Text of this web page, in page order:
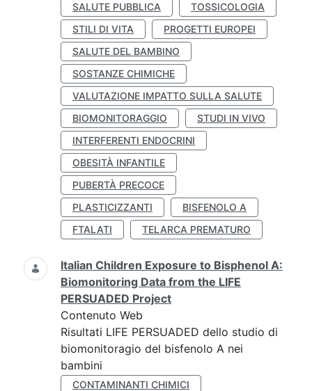
SALUTE PUBBLICA
TOSSICOLOGIA
STILI DI VITA
PROGETTI EUROPEI
SALUTE DEL BAMBINO
SOSTANZE CHIMICHE
VALUTAZIONE IMPATTO SULLA SALUTE
BIOMONITORAGGIO
STUDI IN VIVO
INTERFERENTI ENDOCRINI
OBESITÀ INFANTILE
PUBERTÀ PRECOCE
PLASTICIZZANTI
BISFENOLO A
FTALATI
TELARCA PREMATURO
Italian Children Exposure to Bisphenol A:
Biomonitoring Data from the LIFE
PERSUADED Project
Contenuto Web
Risultati LIFE PERSUADED dello studio di
biomonitoragio del bisfenolo A nei
bambini
CONTAMINANTI CHIMICI